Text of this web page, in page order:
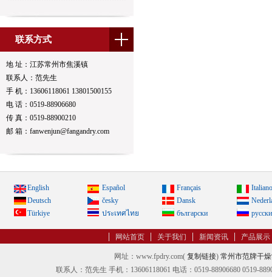
联系方式
地 址：江苏常州市焦溪镇
联系人：范先生
手 机：13606118061 13801500155
电 话：0519-88906680
传 真：0519-88900210
邮 箱：fanwenjun@fangandry.com
English Español Français
Italiano
Deutsch
česky Dansk
Türkiye
ประเทศไทย български
网站首页 关于我们 新闻资讯 产品展示
网址：www.fpdry.com( 复制链接) 常州市范牌干
联系人：范先生 手机：13606118061 电话：0519-88906680 0519-